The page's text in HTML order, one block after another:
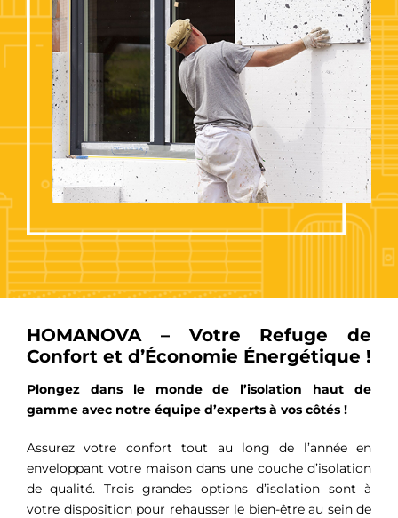
HOMANOVA – Votre Refuge de
Confort et d’Économie Énergétique !
Plongez dans le monde de l’isolation haut de
gamme avec notre équipe d’experts à vos côtés !
Assurez votre confort tout au long de l’année en
enveloppant votre maison dans une couche d’isolation
de qualité. Trois grandes options d’isolation sont à
votre disposition pour rehausser le bien-être au sein de